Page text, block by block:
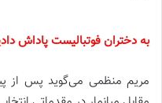
به دختران فوتبالیست پاداش
مریم منظمی می‌گوید پس از